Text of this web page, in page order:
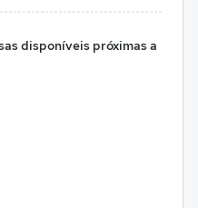
disponíveis próximas a